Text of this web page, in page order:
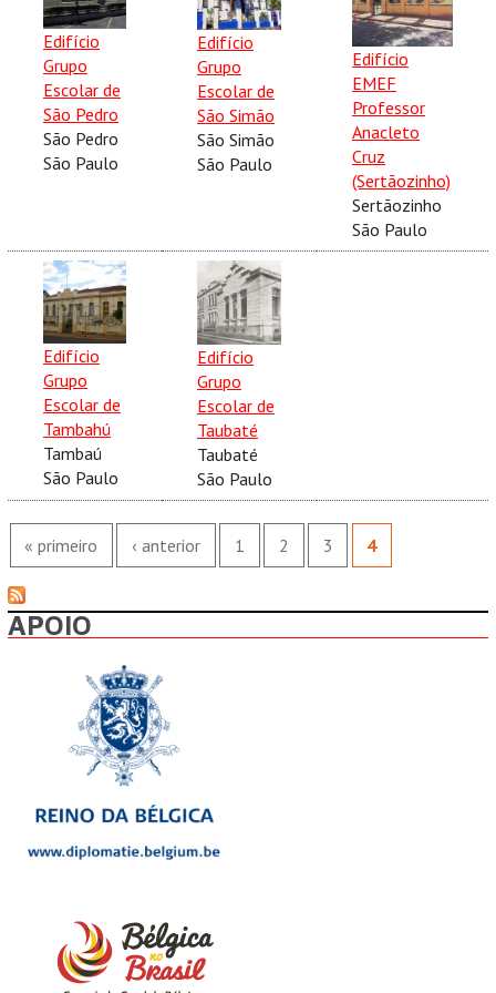
Edifício
Grupo
Escolar de
São Pedro
São Pedro
São Paulo
Edifício
Grupo
Escolar de
São Simão
São Simão
São Paulo
Edifício
EMEF
Professor
Anacleto
Cruz
(Sertãozinho)
Sertãozinho
São Paulo
Edifício
Grupo
Escolar de
Tambahú
Tambaú
São Paulo
Edifício
Grupo
Escolar de
Taubaté
Taubaté
São Paulo
PÁGINAS
« primeiro ‹ anterior 1 2 3 4
APOIO